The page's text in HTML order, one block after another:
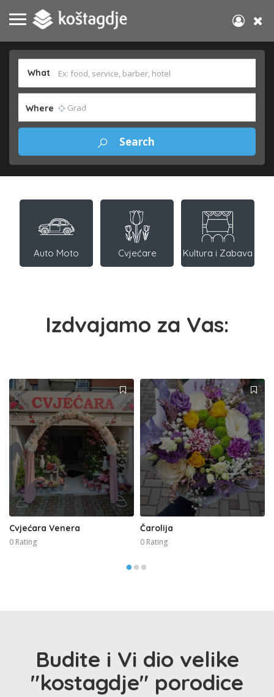
What
Where
Auto Moto Cvjećare Kultura i Zabava
Izdvajamo za Vas:
Cvjećara Venera
0 Rating
Čarolija
0 Rating
Budite i Vi dio velike
"kostagdje" porodice